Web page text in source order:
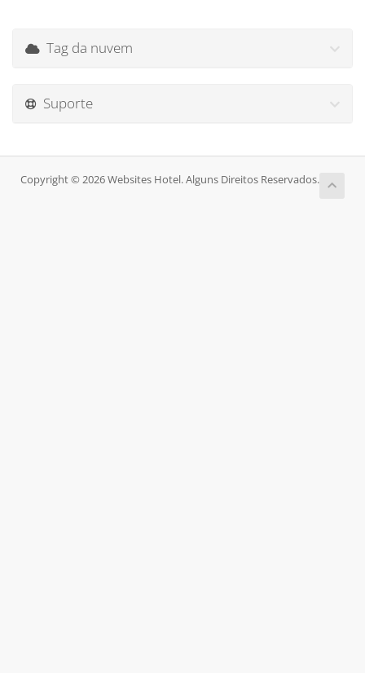
Tag da nuvem
Suporte
Copyright © 2026 Websites Hotel. Alguns Direitos Reservados.